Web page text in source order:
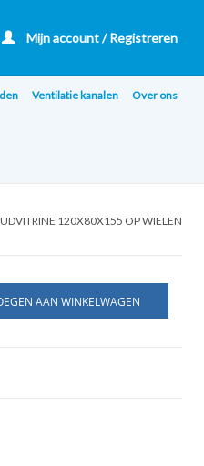
Mijn account / Registreren
Ventilatie kanalen Over ons
120X80X155 OP WIELEN
AAN WINKELWAGEN